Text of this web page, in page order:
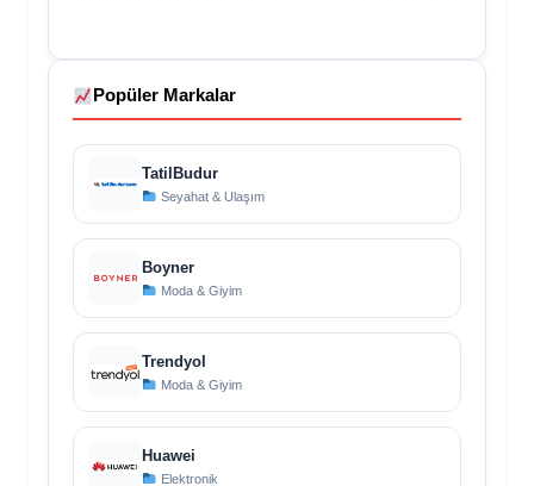
Popüler Markalar
TatilBudur
Seyahat & Ulaşım
Boyner
Moda & Giyim
Trendyol
Moda & Giyim
Huawei
Elektronik